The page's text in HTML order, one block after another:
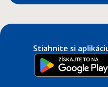
Stiahnite si